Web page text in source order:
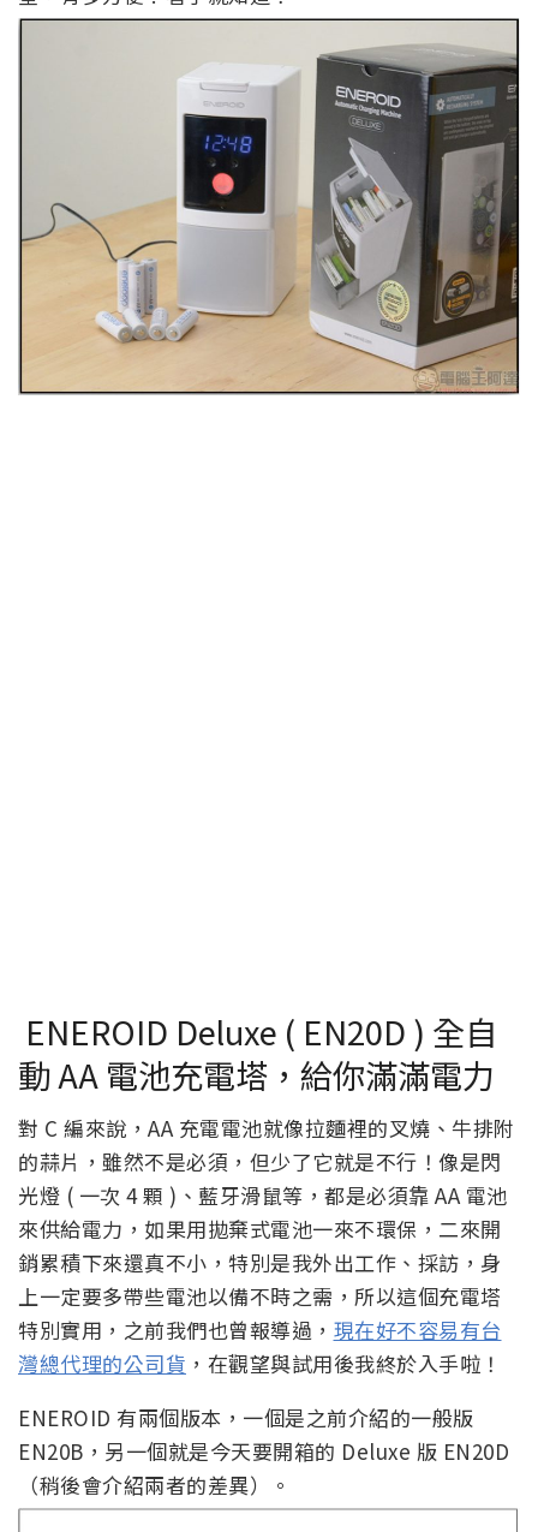
ENEROID Deluxe ( EN20D ) 全自
動 AA 電池充電塔，給你滿滿電力
對 C 編來說，AA 充電電池就像拉麵裡的叉燒、牛排附
的蒜片，雖然不是必須，但少了它就是不行！像是閃
光燈 ( 一次 4 顆 )、藍牙滑鼠等，都是必須靠 AA 電池
來供給電力，如果用拋棄式電池一來不環保，二來開
銷累積下來還真不小，特別是我外出工作、採訪，身
上一定要多帶些電池以備不時之需，所以這個充電塔
特別實用，之前我們也曾報導過， 現在好不容易有台
灣總代理的公司貨 ，在觀望與試用後我終於入手啦！
ENEROID 有兩個版本，一個是之前介紹的一般版
EN20B，另一個就是今天要開箱的 Deluxe 版 EN20D
（稍後會介紹兩者的差異）。